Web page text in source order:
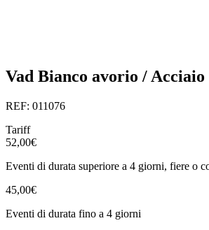
Vad Bianco avorio / Acciaio
REF: 011076
Tariff
52,00€
Eventi di durata superiore a 4 giorni, fiere o
45,00€
Eventi di durata fino a 4 giorni